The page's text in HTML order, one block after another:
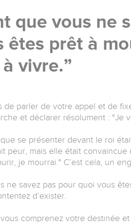
que vous ne
êtes prêt à
vivre.
de parler de votre appel et de
et déclarer résolument : "Je
se présenter devant le roi
peur, mais elle était
je mourrai." C’est cela, un
ne savez pas pour quoi vous
d’exister.
comprenez votre destinée